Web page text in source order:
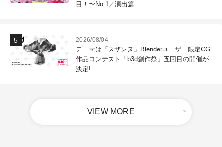
目！〜No.1／演出篇
2026/08/04
テーマは「スザンヌ」Blenderユーザー限定CG
作品コンテスト「b3d創作祭」五回目の開催が
決定!
VIEW MORE